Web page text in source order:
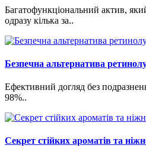
Багатофункціональний актив,
одразу кілька за..
Безпечна альтернатива
Ефективний догляд без
98%..
Cекрет стійких ароматів та